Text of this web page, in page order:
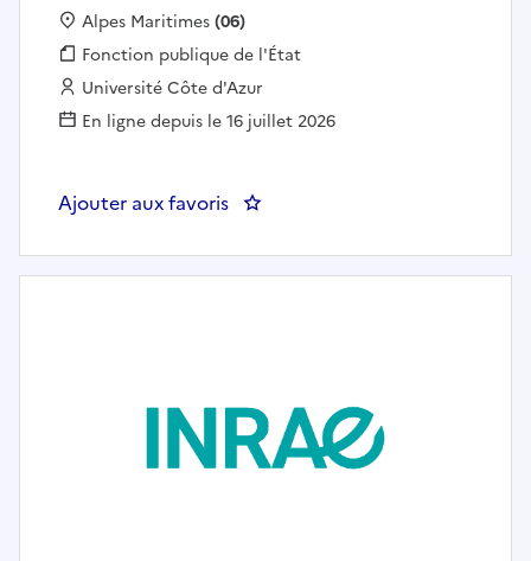
Localisation :
Alpes Maritimes(06)
Fonction publique :
Fonction publique de l'État
Employeur :
Université Côte d'Azur
En ligne depuis le 16 juillet 2026
Ajouter aux favoris : Post-doctorant/e en Chimie